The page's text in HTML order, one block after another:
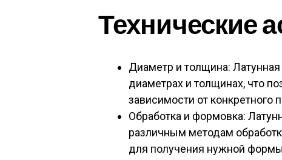
Технические
Диаметр и толщина:
диаметрах и толщинах, что
зависимости от конкретного
Обработка и формовка:
различным методам
для получения нужной формы